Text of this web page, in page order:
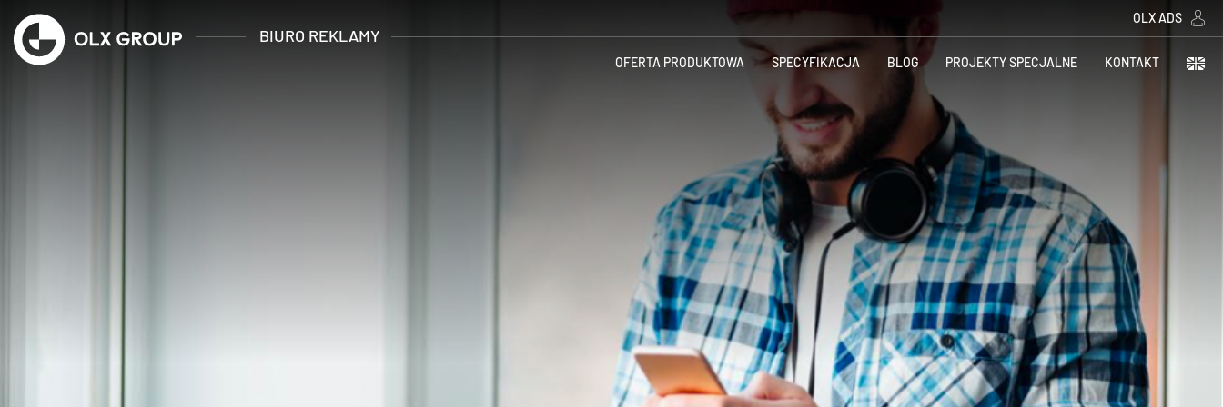
OLX ADS
BIURO REKLAMY
OFERTA PRODUKTOWA SPECYFIKACJA BLOG PROJEKTY SPECJALNE KONTAKT